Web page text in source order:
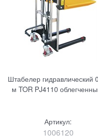
Штабелер гидравлический
м TOR PJ4110
Артикул:
1006120